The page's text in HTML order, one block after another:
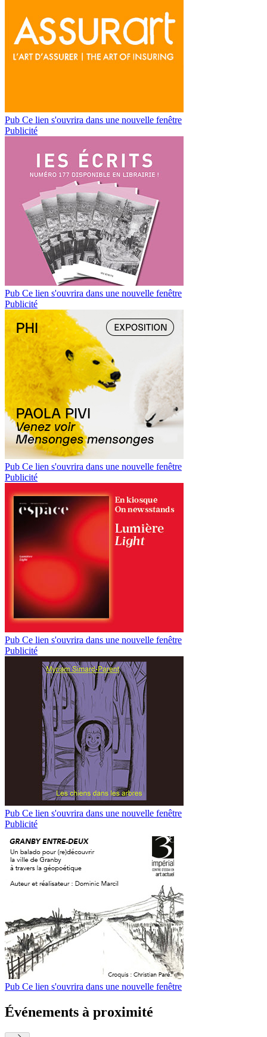
Pub Ce lien s'ouvrira dans une nouvelle fenêtre
Publicité
Pub Ce lien s'ouvrira dans une nouvelle fenêtre
Publicité
Pub Ce lien s'ouvrira dans une nouvelle fenêtre
Publicité
Pub Ce lien s'ouvrira dans une nouvelle fenêtre
Publicité
Pub Ce lien s'ouvrira dans une nouvelle fenêtre
Publicité
Pub Ce lien s'ouvrira dans une nouvelle fenêtre
Événements à proximité